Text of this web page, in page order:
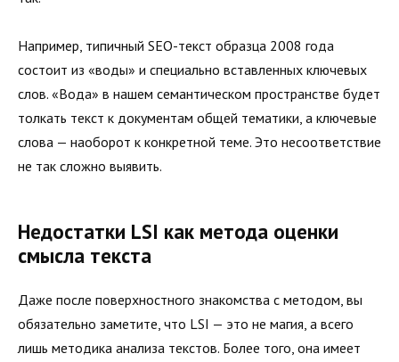
Например, типичный SEO-текст образца 2008 года
состоит из «воды» и специально вставленных ключевых
слов. «Вода» в нашем семантическом пространстве будет
толкать текст к документам общей тематики, а ключевые
слова — наоборот к конкретной теме. Это несоответствие
не так сложно выявить.
Недостатки LSI как метода оценки
смысла текста
Даже после поверхностного знакомства с методом, вы
обязательно заметите, что LSI — это не магия, а всего
лишь методика анализа текстов. Более того, она имеет